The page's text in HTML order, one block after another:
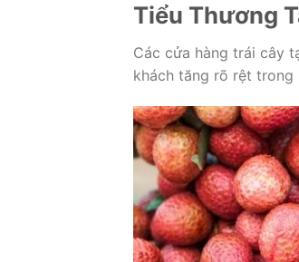
Tiểu Thương
Các cửa hàng trái cây
khách tăng rõ rệt trong